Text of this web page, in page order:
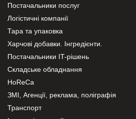
Постачальники послуг
Логістичні компанії
Тара та упаковка
Харчові добавки. Інгредієнти.
Постачальники IT-рішень
Складське обладнання
HoReCa
ЗМІ, Агенції, реклама, поліграфія
Транспорт